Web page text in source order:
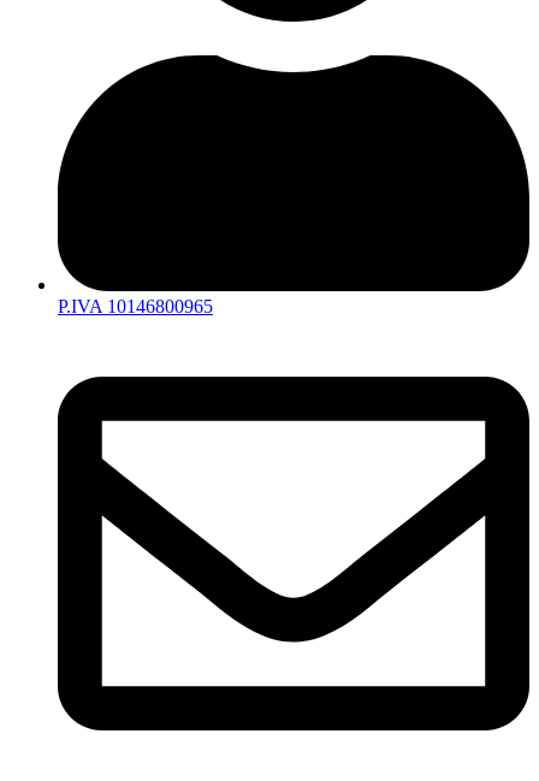
P.IVA 10146800965